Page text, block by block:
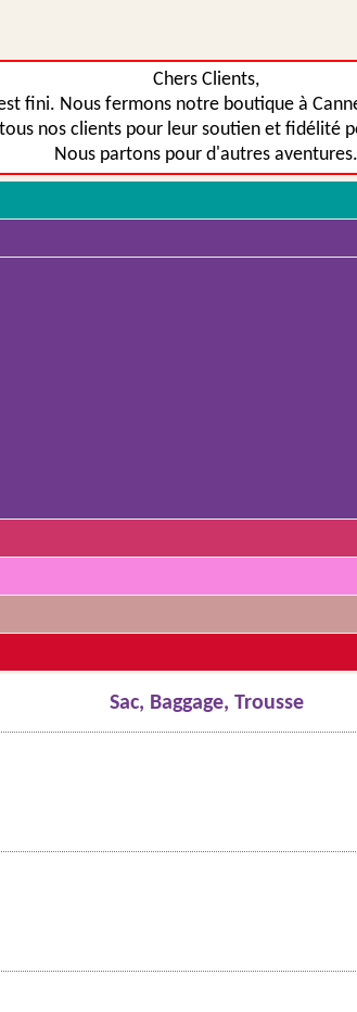
Chers Clients,
fini. Nous fermons notre boutique à
nos clients pour leur soutien et fidélité
Nous partons pour d'autres aventures.
Sac, Baggage, Trousse